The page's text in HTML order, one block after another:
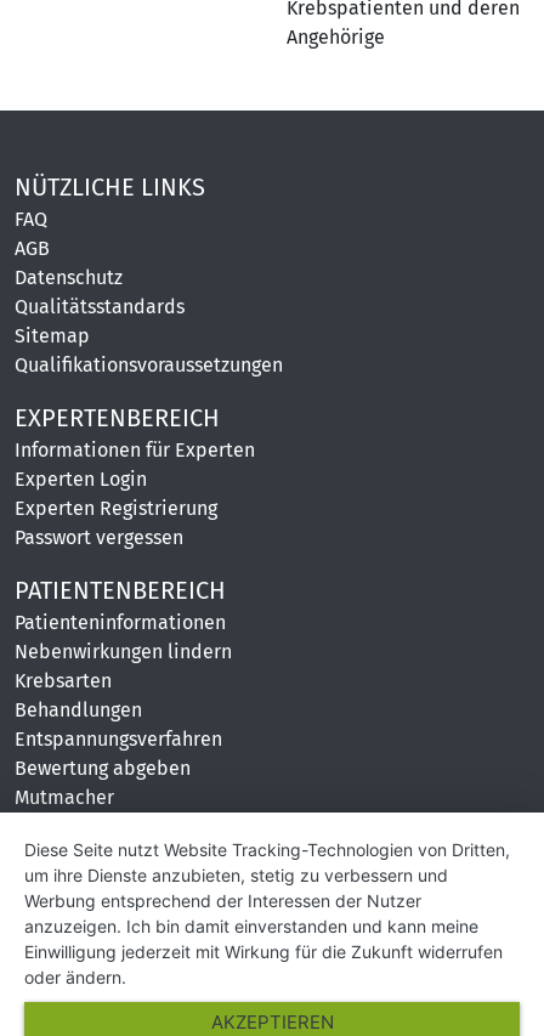
Krebspatienten und deren
Angehörige
NÜTZLICHE LINKS
FAQ
AGB
Datenschutz
Qualitätsstandards
Sitemap
Qualifikationsvoraussetzungen
EXPERTENBEREICH
Informationen für Experten
Experten Login
Experten Registrierung
Passwort vergessen
PATIENTENBEREICH
Patienteninformationen
Nebenwirkungen lindern
Krebsarten
Behandlungen
Entspannungsverfahren
Bewertung abgeben
Mutmacher
KONTAKT
Impressum
Hilfe und Kontakt
Partner
Presse
Über Uns
Diese Seite nutzt Website Tracking-Technologien von Dritten,
um ihre Dienste anzubieten, stetig zu verbessern und
Werbung entsprechend der Interessen der Nutzer
anzuzeigen. Ich bin damit einverstanden und kann meine
Einwilligung jederzeit mit Wirkung für die Zukunft widerrufen
oder ändern.
AKZEPTIEREN